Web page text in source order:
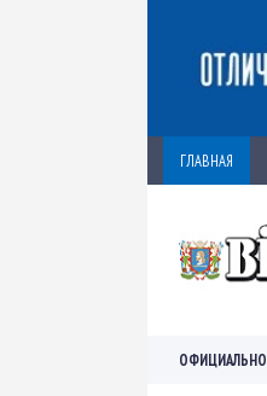
ГЛАВНАЯ
ОФИЦИАЛЬНО